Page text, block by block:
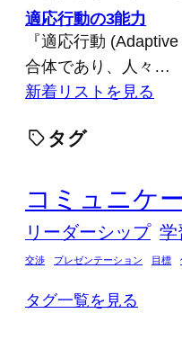
適応行動の3能力
『適応行動
合体であり、人々…
新着リストを見る
タグ
コミュニケ
リーダーシップ 学
交渉 プレゼンテーション 目標
タグ一覧を見る